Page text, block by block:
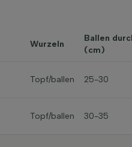
Wurzeln
Ballen
(cm)
Topf/ballen 25-30
Topf/ballen 30-35